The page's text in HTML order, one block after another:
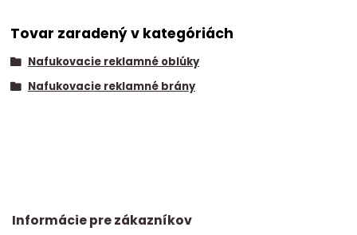
Tovar zaradený v kategóriách
Nafukovacie reklamné oblúky
Nafukovacie reklamné brány
Informácie pre zákazníkov